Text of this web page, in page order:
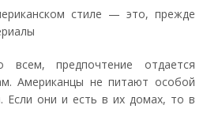
стиле — это, прежде
предпочтение отдается
Американцы не питают особой
Если они и есть в их домах, то в